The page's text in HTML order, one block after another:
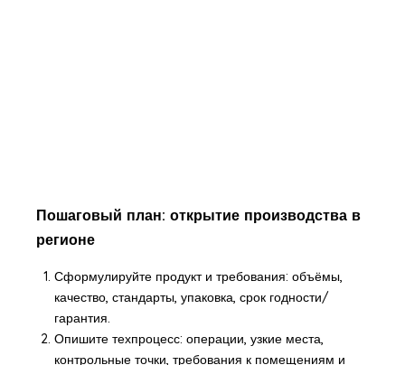
Пошаговый план: открытие производства в
регионе
Сформулируйте продукт и требования: объёмы,
качество, стандарты, упаковка, срок годности/
гарантия.
Опишите техпроцесс: операции, узкие места,
контрольные точки, требования к помещениям и